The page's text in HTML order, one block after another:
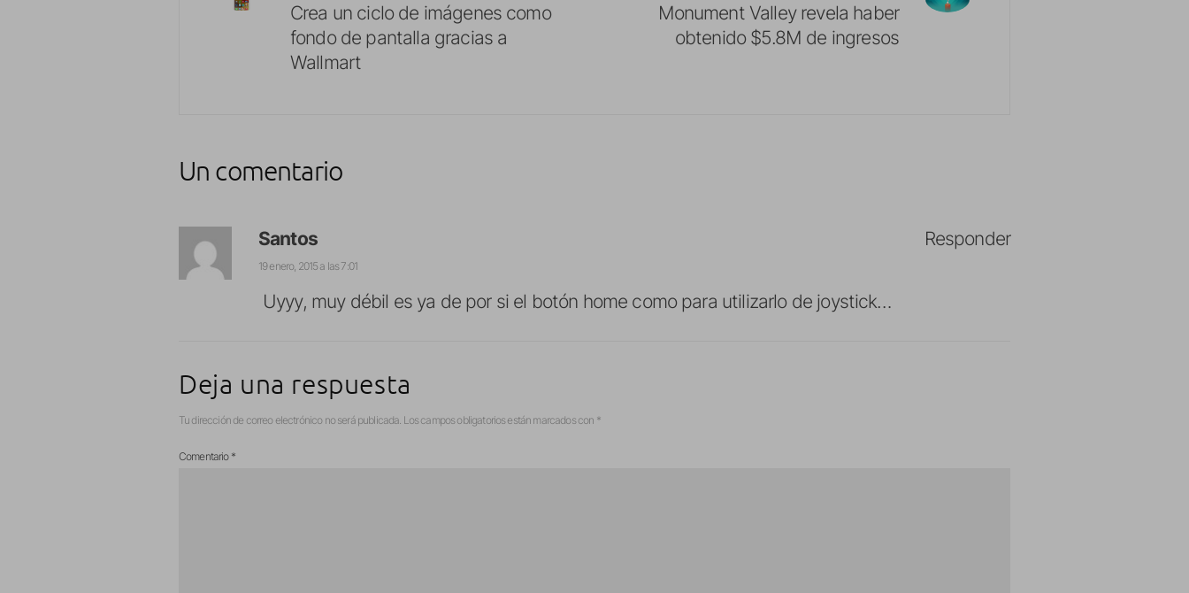
Crea un ciclo de imágenes como
fondo de pantalla gracias a
Wallmart
Monument Valley revela haber
obtenido $5.8M de ingresos
Un comentario
Santos
19 enero, 2015 a las 7:01
Uyyy, muy débil es ya de por si el botón home como para utilizarlo de joystick…
Responder
Deja una respuesta
Tu dirección de correo electrónico no será publicada. Los campos obligatorios están marcados con *
Comentario *